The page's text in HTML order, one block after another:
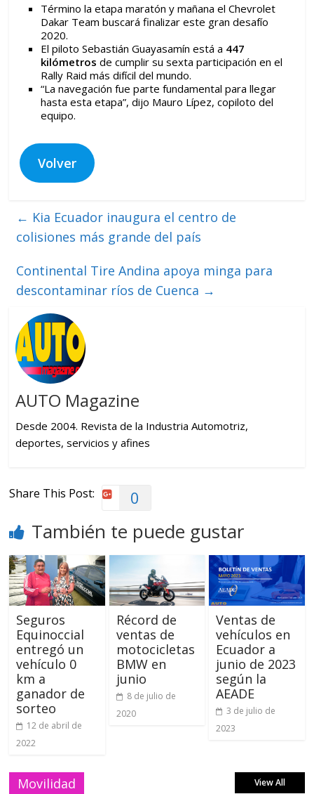
Término la etapa maratón y mañana el Chevrolet
Dakar Team buscará finalizar este gran desafío
2020.
El piloto Sebastián Guayasamín está a 447
kilómetros de cumplir su sexta participación en el
Rally Raid más difícil del mundo.
“La navegación fue parte fundamental para llegar
hasta esta etapa”, dijo Mauro Lípez, copiloto del
equipo.
Volver
← Kia Ecuador inaugura el centro de
colisiones más grande del país
Continental Tire Andina apoya minga para
descontaminar ríos de Cuenca →
AUTO Magazine
Desde 2004. Revista de la Industria Automotriz,
deportes, servicios y afines
Share This Post: 0
También te puede gustar
Seguros
Equinoccial
entregó un
vehículo 0
km a
ganador de
sorteo
12 de abril de
2022
Récord de
ventas de
motocicletas
BMW en
junio
8 de julio de
2020
Ventas de
vehículos en
Ecuador a
junio de 2023
según la
AEADE
3 de julio de
2023
Movilidad View All